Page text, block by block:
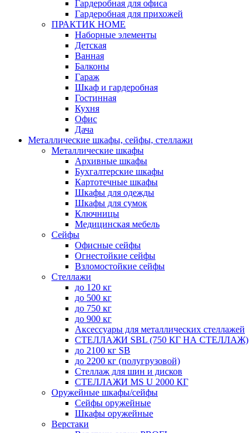
Гардеробная для офиса
Гардеробная для прихожей
ПРАКТИК HOME
Наборные элементы
Детская
Ванная
Балконы
Гараж
Шкаф и гардеробная
Гостинная
Кухня
Офис
Дача
Металлические шкафы, сейфы, стеллажи
Металлические шкафы
Архивные шкафы
Бухгалтерские шкафы
Картотечные шкафы
Шкафы для одежды
Шкафы для сумок
Ключницы
Медицинская мебель
Сейфы
Офисные сейфы
Огнестойкие сейфы
Взломостойкие сейфы
Стеллажи
до 120 кг
до 500 кг
до 750 кг
до 900 кг
Аксессуары для металлических стеллажей
СТЕЛЛАЖИ SBL (750 КГ НА СТЕЛЛАЖ)
до 2100 кг SB
до 2200 кг (полугрузовой)
Стеллаж для шин и дисков
СТЕЛЛАЖИ MS U 2000 КГ
Оружейные шкафы/сейфы
Сейфы оружейные
Шкафы оружейные
Верстаки